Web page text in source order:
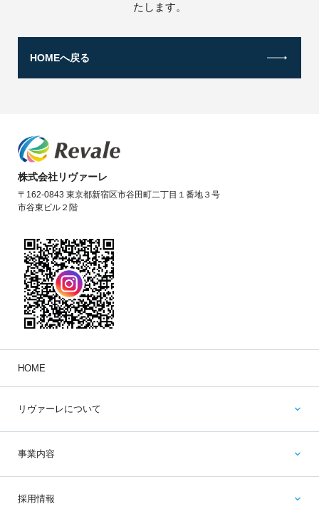
たします。
HOMEへ戻る
株式会社リヴァーレ
〒162-0843 東京都新宿区市谷田町二丁目１番地３号
市谷東ビル２階
HOME
リヴァーレについて
事業内容
採用情報